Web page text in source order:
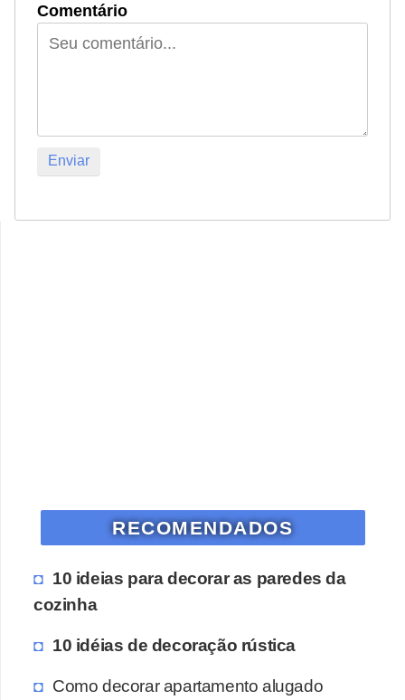
Comentário
RECOMENDADOS
10 ideias para decorar as paredes da
cozinha
10 idéias de decoração rústica
Como decorar apartamento alugado